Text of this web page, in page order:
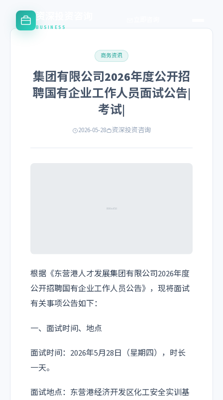
资深投资咨询
BUSINESS
商务资讯
集团有限公司2026年度公开招
聘国有企业工作人员面试公告|
考试|
2026-05-28 资深投资咨询
根据《东营港人才发展集团有限公司2026年度
公开招聘国有企业工作人员公告》，现将面试
有关事项公告如下：
一、面试时间、地点
面试时间：2026年5月28日（星期四），时长
一天。
面试地点：东营港经济开发区化工安全实训基